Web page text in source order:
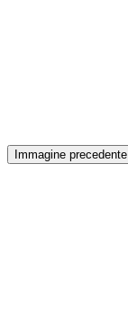
Immagine precedente